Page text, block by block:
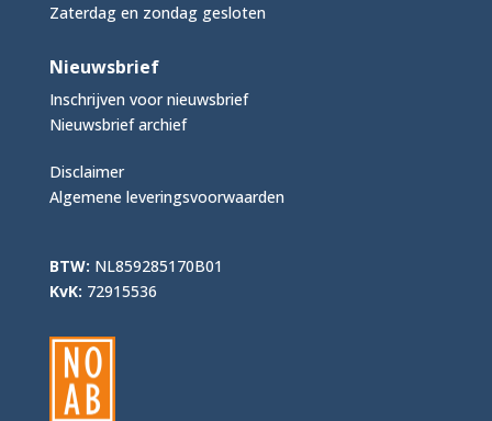
Zaterdag en zondag gesloten
Nieuwsbrief
Inschrijven voor nieuwsbrief
Nieuwsbrief archief
Disclaimer
Algemene leveringsvoorwaarden
BTW: NL859285170B01
KvK: 72915536